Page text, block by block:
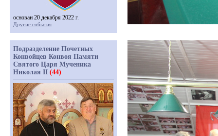
основан 20 декабря 2022 г.
Другие события
Подразделение Почетных
Конвойцев Конвоя Памяти
Святого Царя Мученика
Николая II (44)